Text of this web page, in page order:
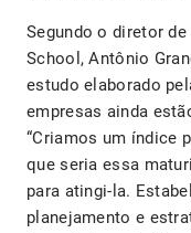
Segundo o diretor
School, Antônio
estudo elaborado
empresas ainda
“Criamos um índice
que seria essa
para atingi-la.
planejamento e